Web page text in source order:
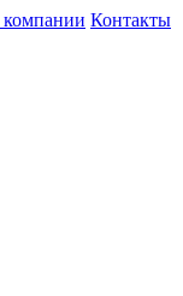
Контакты